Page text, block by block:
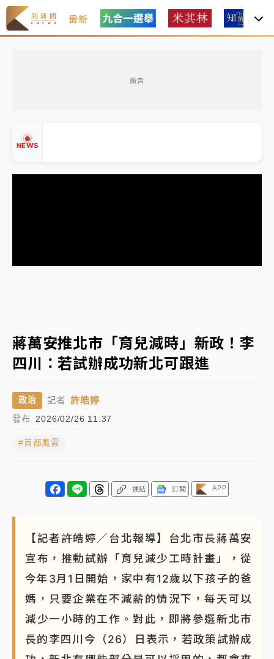
最新
廣告
NEWS
中信慈善基金會想增加董事人數！辜仲諒向法院聲請遭
駁 理由曝光
故宮《龍藏經》特展第2檔！今線上預約開賣一度塞車
雨熱區曝
及載板皆走弱
中信慈善基金會想增加董事人數！辜仲諒向法院聲請遭
故宮《龍藏經》特展第2檔！今線上預約開賣一度塞車
周六起展出延長至晚上7時
台東農業處長涉圖利渡假村！東檢抗告成功 今重開羈
父親節泡湯了！中颱白海豚雨彈轟3天 「紅到發紫」降
雨熱區曝
蔣萬安推北市「育兒減時」新政！李
四川：若試辦成功新北可跟進
政治 記者 許皓婷
發布 2026/02/26 11:37
#首都風雲
連結 訂閱 APP
【記者許皓婷／台北報導】台北市長蔣萬安
宣布，推動試辦「育兒減少工時計畫」，從
今年3月1日開始，家中有12歲以下孩子的爸
媽，只要企業在不減薪的情況下，每天可以
減少一小時的工作。對此，即將參選新北市
長的李四川今（26）日表示，若政策試辦成